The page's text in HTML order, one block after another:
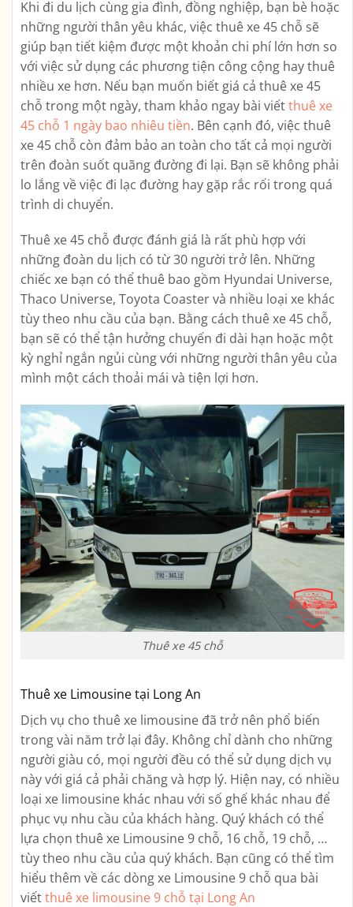
Khi đi du lịch cùng gia đình, đồng nghiệp, bạn bè hoặc
những người thân yêu khác, việc thuê xe 45 chỗ sẽ
giúp bạn tiết kiệm được một khoản chi phí lớn hơn so
với việc sử dụng các phương tiện công cộng hay thuê
nhiều xe hơn. Nếu bạn muốn biết giá cả thuê xe 45
chỗ trong một ngày, tham khảo ngay bài viếtthuê xe
45 chỗ 1 ngày bao nhiêu tiền. Bên cạnh đó, việc thuê
xe 45 chỗ còn đảm bảo an toàn cho tất cả mọi người
trên đoàn suốt quãng đường đi lại. Bạn sẽ không phải
lo lắng về việc đi lạc đường hay gặp rắc rối trong quá
trình di chuyển.
Thuê xe 45 chỗ được đánh giá là rất phù hợp với
những đoàn du lịch có từ 30 người trở lên. Những
chiếc xe bạn có thể thuê bao gồm Hyundai Universe,
Thaco Universe, Toyota Coaster và nhiều loại xe khác
tùy theo nhu cầu của bạn. Bằng cách thuê xe 45 chỗ,
bạn sẽ có thể tận hưởng chuyến đi dài hạn hoặc một
kỳ nghỉ ngắn ngủi cùng với những người thân yêu của
mình một cách thoải mái và tiện lợi hơn.
Thuê xe 45 chỗ
Thuê xe Limousine tại Long An
Dịch vụ cho thuê xe limousine đã trở nên phổ biến
trong vài năm trở lại đây. Không chỉ dành cho những
người giàu có, mọi người đều có thể sử dụng dịch vụ
này với giá cả phải chăng và hợp lý. Hiện nay, có nhiều
loại xe limousine khác nhau với số ghế khác nhau để
phục vụ nhu cầu của khách hàng. Quý khách có thể
lựa chọn thuê xe Limousine 9 chỗ, 16 chỗ, 19 chỗ, …
tùy theo nhu cầu của quý khách. Bạn cũng có thể tìm
hiểu thêm về các dòng xe Limousine 9 chỗ qua bài
viếtthuê xe limousine 9 chỗ tại Long An